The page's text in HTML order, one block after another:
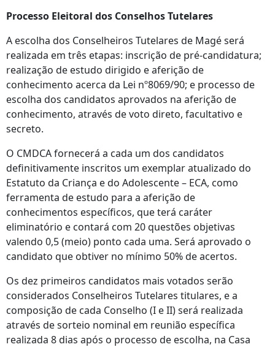
Processo Eleitoral dos Conselhos Tutelares
A escolha dos Conselheiros Tutelares de Magé será
realizada em três etapas: inscrição de pré-candidatura;
realização de estudo dirigido e aferição de
conhecimento acerca da Lei nº8069/90; e processo de
escolha dos candidatos aprovados na aferição de
conhecimento, através de voto direto, facultativo e
secreto.
O CMDCA fornecerá a cada um dos candidatos
definitivamente inscritos um exemplar atualizado do
Estatuto da Criança e do Adolescente – ECA, como
ferramenta de estudo para a aferição de
conhecimentos específicos, que terá caráter
eliminatório e contará com 20 questões objetivas
valendo 0,5 (meio) ponto cada uma. Será aprovado o
candidato que obtiver no mínimo 50% de acertos.
Os dez primeiros candidatos mais votados serão
considerados Conselheiros Tutelares titulares, e a
composição de cada Conselho (I e II) será realizada
através de sorteio nominal em reunião específica
realizada 8 dias após o processo de escolha, na Casa